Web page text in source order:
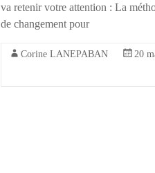
va retenir votre attention : La
de changement pour
Corine LANEPABAN 20